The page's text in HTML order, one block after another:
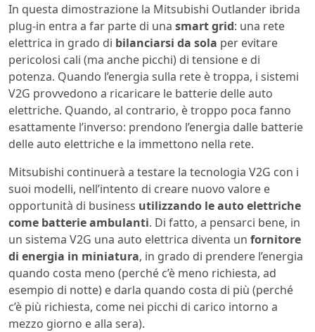
In questa dimostrazione la Mitsubishi Outlander ibrida
plug-in entra a far parte di una smart grid: una rete
elettrica in grado di bilanciarsi da sola per evitare
pericolosi cali (ma anche picchi) di tensione e di
potenza. Quando l’energia sulla rete è troppa, i sistemi
V2G provvedono a ricaricare le batterie delle auto
elettriche. Quando, al contrario, è troppo poca fanno
esattamente l’inverso: prendono l’energia dalle batterie
delle auto elettriche e la immettono nella rete.
Mitsubishi continuerà a testare la tecnologia V2G con i
suoi modelli, nell’intento di creare nuovo valore e
opportunità di business utilizzando le auto elettriche
come batterie ambulanti. Di fatto, a pensarci bene, in
un sistema V2G una auto elettrica diventa un fornitore
di energia in miniatura, in grado di prendere l’energia
quando costa meno (perché c’è meno richiesta, ad
esempio di notte) e darla quando costa di più (perché
c’è più richiesta, come nei picchi di carico intorno a
mezzo giorno e alla sera).